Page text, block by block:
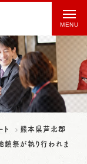
ト
熊本県芦北郡
鎮祭が執り行われま
t
o
g
g
l
e